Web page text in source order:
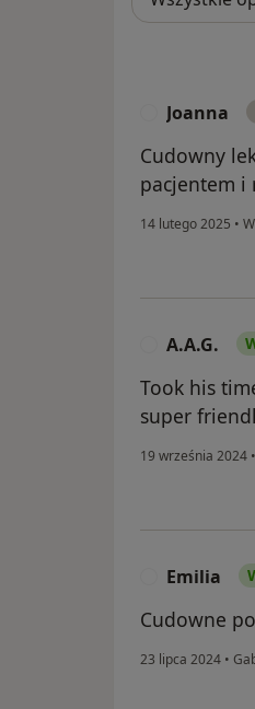
Joanna
Cudowny
pacjentem i
14 lutego 2025 •
A.A.G.
Took his
super
19 września 2024 •
Emilia
Cudowne
23 lipca 2024 •